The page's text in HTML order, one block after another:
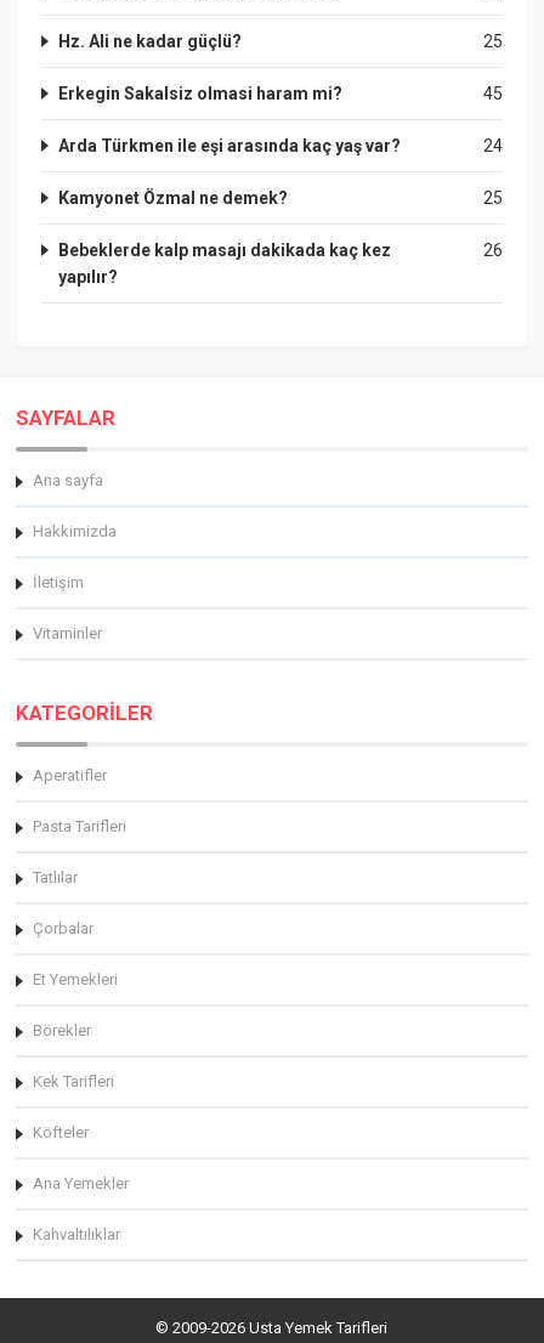
25
Hz. Ali ne kadar güçlü?
45
Erkegin Sakalsiz olmasi haram mi?
24
Arda Türkmen ile eşi arasında kaç yaş var?
25
Kamyonet Özmal ne demek?
26
Bebeklerde kalp masajı dakikada kaç kez
yapılır?
SAYFALAR
Ana sayfa
Hakkimizda
İletişim
Vitaminler
KATEGORİLER
Aperatifler
Pasta Tarifleri
Tatlılar
Çorbalar
Et Yemekleri
Börekler
Kek Tarifleri
Köfteler
Ana Yemekler
Kahvaltılıklar
© 2009-2026 Usta Yemek Tarifleri